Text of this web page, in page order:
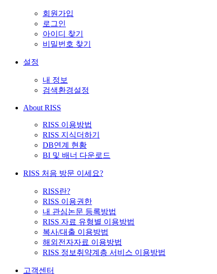
회원가입
로그인
아이디 찾기
비밀번호 찾기
설정
내 정보
검색환경설정
About RISS
RISS 이용방법
RISS 지식더하기
DB연계 현황
BI 및 배너 다운로드
RISS 처음 방문 이세요?
RISS란?
RISS 이용권한
내 관심논문 등록방법
RISS 자료 유형별 이용방법
복사/대출 이용방법
해외전자자료 이용방법
RISS 정보취약계층 서비스 이용방법
고객센터